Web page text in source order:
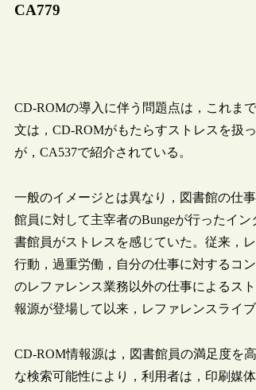
CA779
CD-ROMの導入に伴う問題点は，これま
文は，CD-ROMがもたらすストレスを扱
が，CA537で紹介されている。
一般のイメージとは異なり，図書館の仕
館員に対して主宰者のBungeが行ったイ
書館員がストレスを感じていた。従来，
行動，過重労働，自分の仕事に対するコ
のレファレンス業務以外の仕事によるス
報源が登場して以来，レファレンスライ
CD-ROM情報源は，図書館員の満足度を
な検索可能性により，利用者は，印刷媒